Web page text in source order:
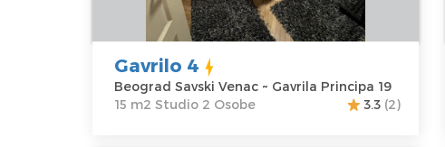
Gavrila
Principa 19
Cena
29 €
m2
Struktura :
Gavrilo 4
Beograd Savski Venac ~ Gavrila Principa 19
15 m2 Studio 2 Osobe
3.3 (2)